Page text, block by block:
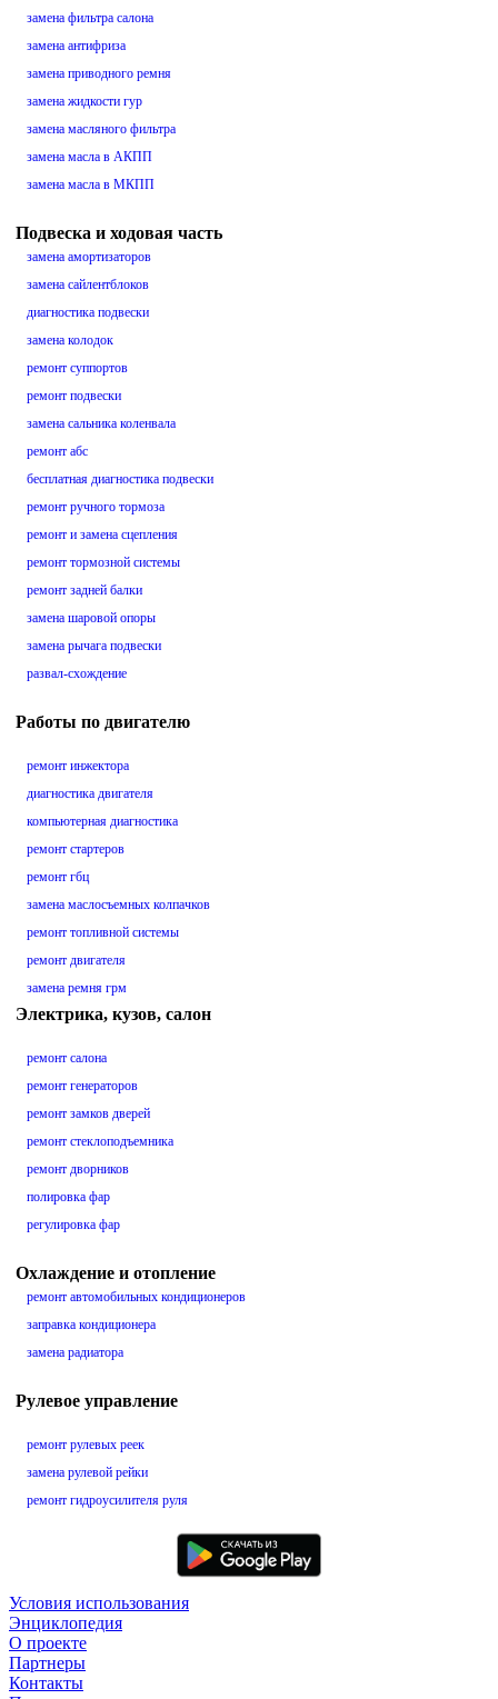
замена фильтра салона
замена антифриза
замена приводного ремня
замена жидкости гур
замена масляного фильтра
замена масла в АКПП
замена масла в МКПП
Подвеска и ходовая часть
замена амортизаторов
замена сайлентблоков
диагностика подвески
замена колодок
ремонт суппортов
ремонт подвески
замена сальника коленвала
ремонт абс
бесплатная диагностика подвески
ремонт ручного тормоза
ремонт и замена сцепления
ремонт тормозной системы
ремонт задней балки
замена шаровой опоры
замена рычага подвески
развал-схождение
Работы по двигателю
ремонт инжектора
диагностика двигателя
компьютерная диагностика
ремонт стартеров
ремонт гбц
замена маслосъемных колпачков
ремонт топливной системы
ремонт двигателя
замена ремня грм
Электрика, кузов, салон
ремонт салона
ремонт генераторов
ремонт замков дверей
ремонт стеклоподъемника
ремонт дворников
полировка фар
регулировка фар
Охлаждение и отопление
ремонт автомобильных кондиционеров
заправка кондиционера
замена радиатора
Рулевое управление
ремонт рулевых реек
замена рулевой рейки
ремонт гидроусилителя руля
Условия использования
Энциклопедия
О проекте
Партнеры
Контакты